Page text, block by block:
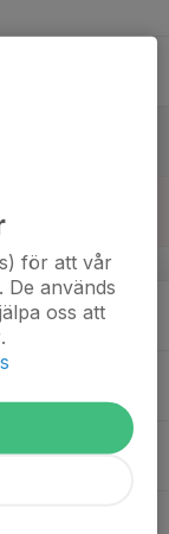
för att vår
används
oss att